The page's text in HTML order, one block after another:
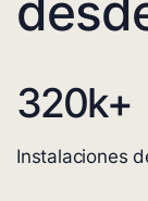
320k+
Instalaciones